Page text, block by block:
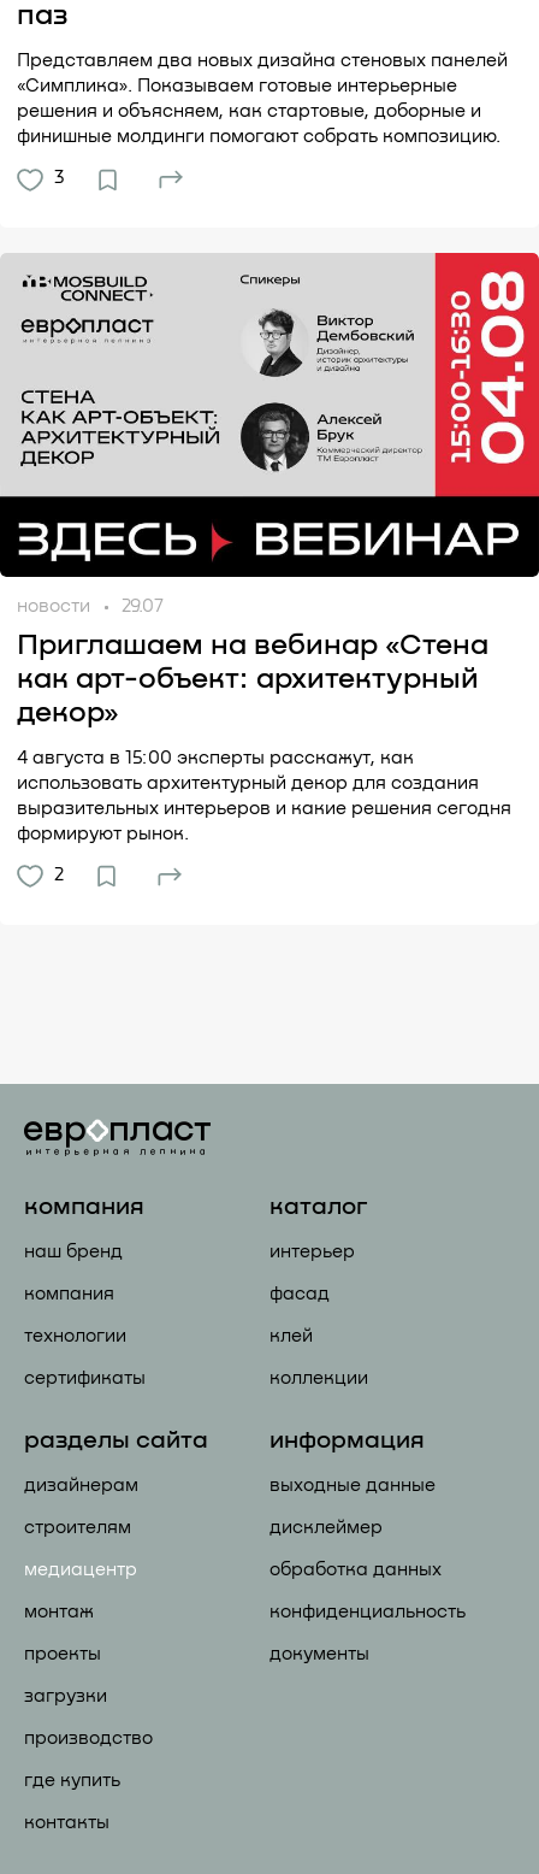
паз
Представляем два новых дизайна стеновых панелей
«Симплика». Показываем готовые интерьерные
решения и объясняем, как стартовые, доборные и
финишные молдинги помогают собрать композицию.
3
новости 29.07
Приглашаем на вебинар «Стена
как арт-объект: архитектурный
декор»
4 августа в 15:00 эксперты расскажут, как
использовать архитектурный декор для создания
выразительных интерьеров и какие решения сегодня
формируют рынок.
2
компания
наш бренд
компания
технологии
сертификаты
каталог
интерьер
фасад
клей
коллекции
разделы сайта
дизайнерам
строителям
медиацентр
монтаж
проекты
загрузки
производство
где купить
контакты
информация
выходные данные
дисклеймер
обработка данных
конфиденциальность
документы